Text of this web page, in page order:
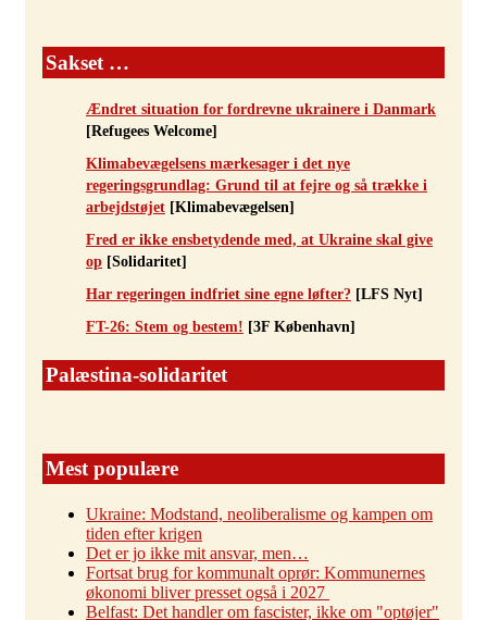
Sakset …
Ændret situation for fordrevne ukrainere i Danmark
[Refugees Welcome]
Klimabevægelsens mærkesager i det nye
regeringsgrundlag: Grund til at fejre og så trække i
arbejdstøjet [Klimabevægelsen]
Fred er ikke ensbetydende med, at Ukraine skal give
op [Solidaritet]
Har regeringen indfriet sine egne løfter? [LFS Nyt]
FT-26: Stem og bestem! [3F København]
Palæstina-solidaritet
Mest populære
Ukraine: Modstand, neoliberalisme og kampen om
tiden efter krigen
Det er jo ikke mit ansvar, men…
Fortsat brug for kommunalt oprør: Kommunernes
økonomi bliver presset også i 2027
Belfast: Det handler om fascister, ikke om "optøjer"